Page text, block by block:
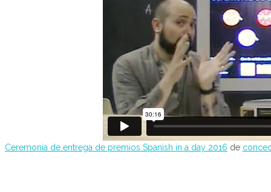
Ceremonia de entrega de premios Spanish in a day 2016 de